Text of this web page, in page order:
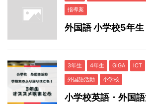
指導案
外国語 小学校5年
3年生 4年生 GIGA ICT
外国語活動
小学校
小学校英語・外国